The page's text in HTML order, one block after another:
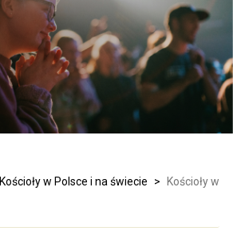
Kościoły w Polsce i na świecie >
Kościoły w